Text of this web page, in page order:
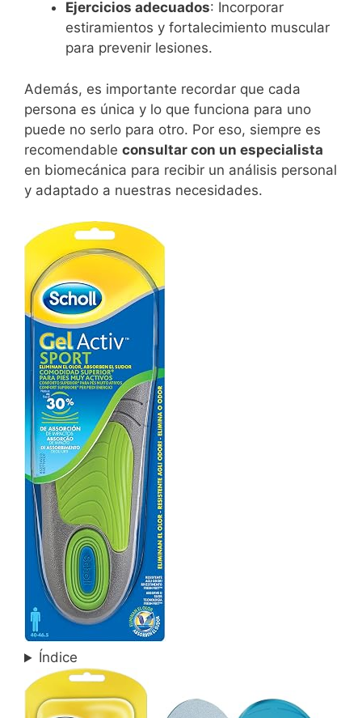
Ejercicios adecuados: Incorporar
estiramientos y fortalecimiento muscular
para prevenir lesiones.
Además, es importante recordar que cada
persona es única y lo que funciona para uno
puede no serlo para otro. Por eso, siempre es
recomendable consultar con un especialista
en biomecánica para recibir un análisis personal
y adaptado a nuestras necesidades.
Índice